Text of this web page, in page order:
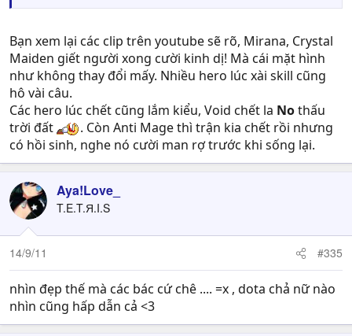
Bạn xem lại các clip trên youtube sẽ rõ, Mirana, Crystal
Maiden giết người xong cười kinh dị! Mà cái mặt hình
như không thay đổi mấy. Nhiều hero lúc xài skill cũng
hô vài câu.
Các hero lúc chết cũng lắm kiểu, Void chết la Nothấu
trời đất
. Còn Anti Mage thì trận kia chết rồi nhưng
có hồi sinh, nghe nó cười man rợ trước khi sống lại.
Aya!Love_
T.E.T.Я.I.S
14/9/11 #335
nhìn đẹp thế mà các bác cứ chê .... =x , dota chả nữ nào
nhìn cũng hấp dẫn cả <3